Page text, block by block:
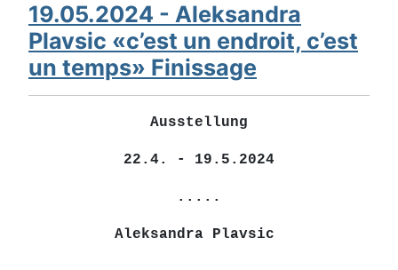
19.05.2024 - Aleksandra
Plavsic «c’est un endroit, c’est
un temps» Finissage
Ausstellung
22.4. - 19.5.2024
.....
Aleksandra Plavsic